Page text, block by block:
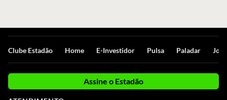
Clube Estadão Home E-Investidor Pulsa Paladar
Assine o Estadão